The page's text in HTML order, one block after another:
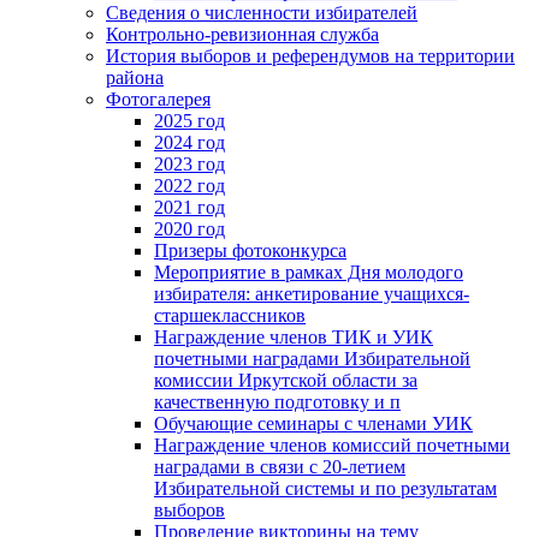
Сведения о численности избирателей
Контрольно-ревизионная служба
История выборов и референдумов на территории
района
Фотогалерея
2025 год
2024 год
2023 год
2022 год
2021 год
2020 год
Призеры фотоконкурса
Мероприятие в рамках Дня молодого
избирателя: анкетирование учащихся-
старшеклассников
Награждение членов ТИК и УИК
почетными наградами Избирательной
комиссии Иркутской области за
качественную подготовку и п
Обучающие семинары с членами УИК
Награждение членов комиссий почетными
наградами в связи с 20-летием
Избирательной системы и по результатам
выборов
Проведение викторины на тему